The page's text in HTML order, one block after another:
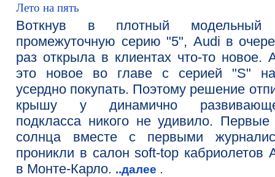
Лето на пять
Воткнув в плотный модельный
промежуточную серию "5", Audi в
раз открыла в клиентах что-то новое.
это новое во главе с серией "S"
усердно покупать. Поэтому решение
крышу у динамично
подкласса никого не удивило. Первые
солнца вместе с первыми
проникли в салон soft-top кабриолетов
в Монте-Карло. ..далее .